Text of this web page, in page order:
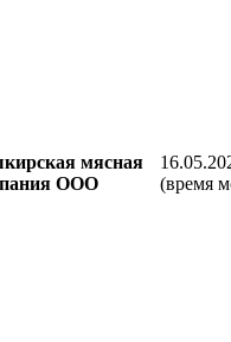
мясная
ООО
(время